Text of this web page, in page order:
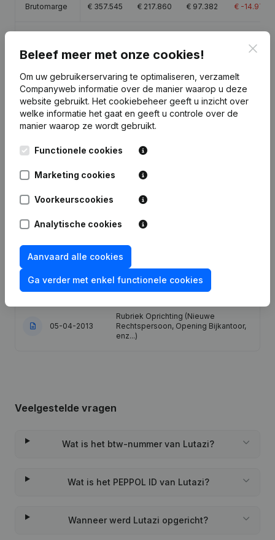
Brutomarge € 357.545 € 217.860 € 97.382 € -14.974
Publicatiesvan Lutazi
Datum Publicatie
01-04-2025 Maatschappelijke Zetel
Maatschappelijke Zetel - Wijziging
12-01-2022 Ontslagnemingen - Benoemingen
31-07-2017
Maatschappelijke Zetel -
Ontslagnemingen - Benoemingen
05-04-2013
Rubriek Oprichting (Nieuwe
Rechtspersoon, Opening Bijkantoor,
enz...)
Veelgestelde vragen
Wat is het btw-nummer van Lutazi?
Wat is het PEPPOL ID van Lutazi?
Wanneer werd Lutazi opgericht?
Beleef meer met onze cookies!
Om uw gebruikerservaring te optimaliseren, verzamelt
Companyweb informatie over de manier waarop u deze
website gebruikt. Het cookiebeheer geeft u inzicht over
welke informatie het gaat en geeft u controle over de
manier waarop ze wordt gebruikt.
Functionele cookies
Marketing cookies
Voorkeurscookies
Analytische cookies
Aanvaard alle cookies
Ga verder met enkel functionele cookies